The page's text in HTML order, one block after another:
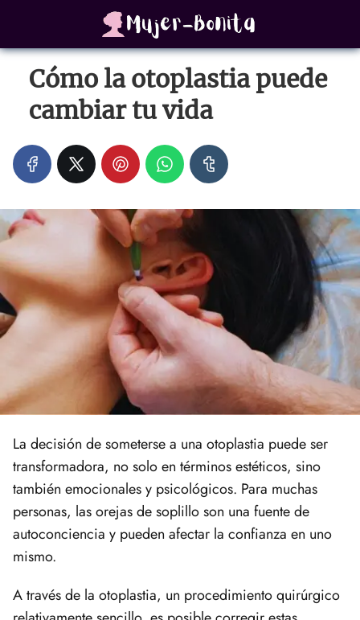
Cómo la otoplastia puede
cambiar tu vida
La decisión de someterse a una otoplastia puede ser
transformadora, no solo en términos estéticos, sino
también emocionales y psicológicos. Para muchas
personas, las orejas de soplillo son una fuente de
autoconciencia y pueden afectar la confianza en uno
mismo.
A través de la otoplastia, un procedimiento quirúrgico